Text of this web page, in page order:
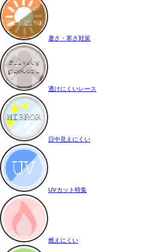
暑さ・寒さ対策
透けにくいレース
日中見えにくい
UVカット特集
燃えにくい